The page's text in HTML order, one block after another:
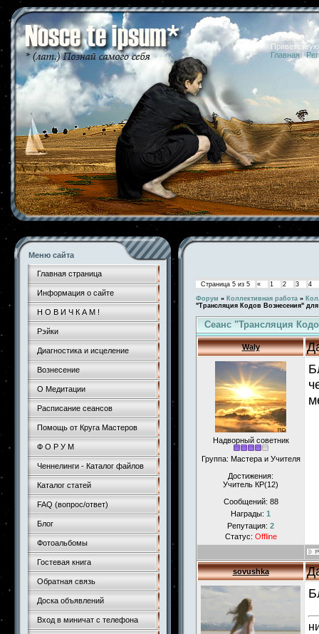
07.08.2026
Главная |
Меню сайта
Главная страница
Информация о сайте
Н О В И Ч К А М !
Рэйки
Диагностика и исцеление
Вознесение
О Медитации
Расписание сеансов
Помощь от Круга Мастеров
Ф О Р У М
Ченнелинги - Каталог файлов
Каталог статей
FAQ (вопрос/ответ)
Блог
Фотоальбомы
Гостевая книга
Обратная связь
Доска объявлений
Вход в миничат с телефона
Страница 5 из 5 « 1 2 3
4
Форум » Коллективная работа »
"Трансляция Кодов Вознесения"
Сеанс "Трансляция
Waly
Надворный советник
Группа: Мастера и Учителя
Достижения:
Учитель КР(12)
Сообщений: 88
Награды: 1
Репутация: 2
Статус: Offline
sovushka